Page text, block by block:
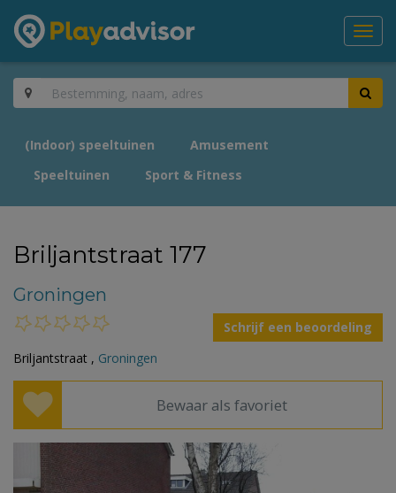
(Indoor) speeltuinen
Amusement
Speeltuinen
Sport & Fitness
Briljantstraat 177
Groningen
Schrijf een beoordeling
Briljantstraat , Groningen
Bewaar als favoriet